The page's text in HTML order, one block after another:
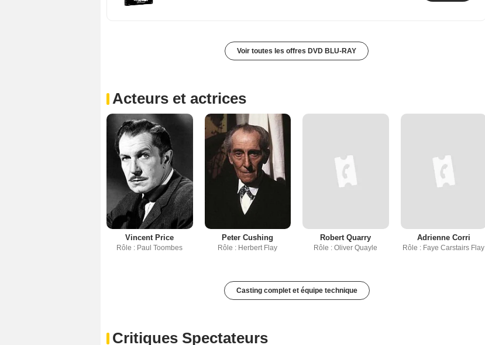
Voir toutes les offres DVD BLU-RAY
Acteurs et actrices
Vincent Price
Rôle : Paul Toombes
Peter Cushing
Rôle : Herbert Flay
Robert Quarry
Rôle : Oliver Quayle
Adrienne Corri
Rôle : Faye Carstairs Flay
Casting complet et équipe technique
Critiques Spectateurs